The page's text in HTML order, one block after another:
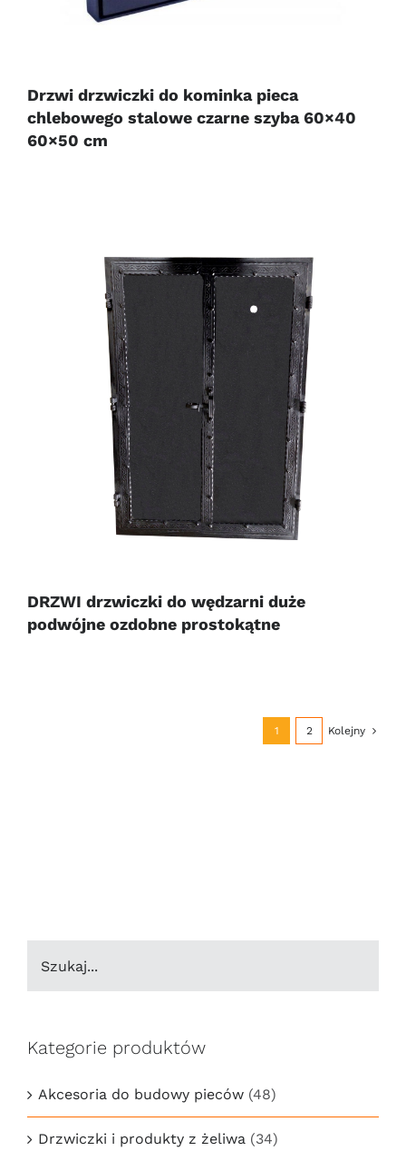
Drzwi drzwiczki do kominka pieca
chlebowego stalowe czarne szyba 60×40
60×50 cm
DRZWI drzwiczki do wędzarni duże
podwójne ozdobne prostokątne
1 2 Kolejny
Kategorie produktów
Akcesoria do budowy pieców (48)
Drzwiczki i produkty z żeliwa (34)